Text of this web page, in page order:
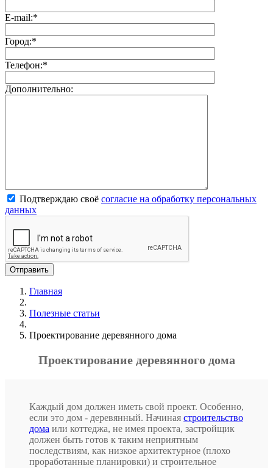
E-mail:*
Город:*
Телефон:*
Дополнительно:
Подтверждаю своё согласие на обработку персональных
данных
Главная
Полезные статьи
Проектирование деревянного дома
Проектирование деревянного дома
Каждый дом должен иметь свой проект. Особенно,
если это дом - деревянный. Начиная строительство
дома или коттеджа, не имея проекта, застройщик
должен быть готов к таким неприятным
последствиям, как низкое архитектурное (плохо
проработанные планировки) и строительное